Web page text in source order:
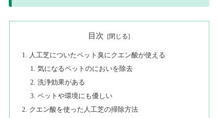
目次
人工芝についたペット臭にクエン酸が使える
気になるペットのにおいを除去
洗浄効果がある
ペットや環境にも優しい
クエン酸を使った人工芝の掃除方法